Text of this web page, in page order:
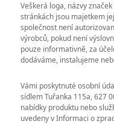
Veškerá loga, názvy
stránkách jsou majetkem
společnost není
výrobců, pokud není
pouze informativně, za
dodáváme, instalujeme
Vámi poskytnuté osobní
sídlem Tuřanka 115a, 627
nabídky produktu nebo
uvedeny v Informaci o